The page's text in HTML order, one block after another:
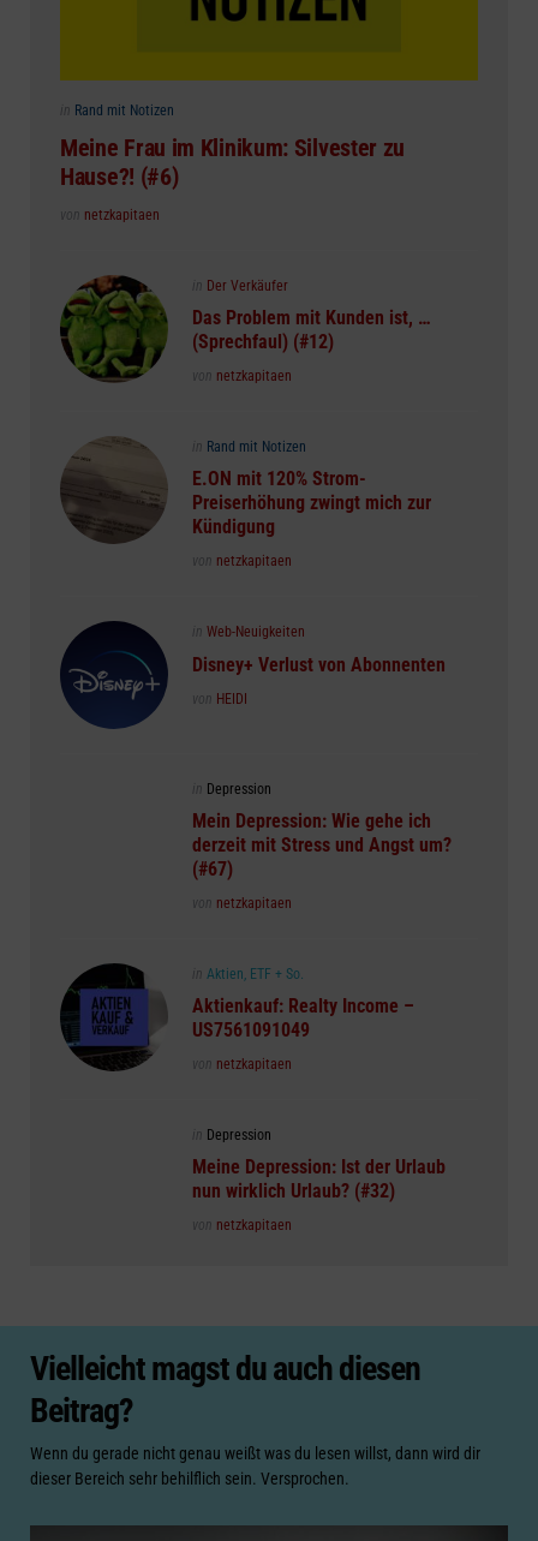
Posted
in Rand mit Notizen
Meine Frau im Klinikum: Silvester zu
Hause?! (#6)
Posted
von netzkapitaen
Posted
in
in Der Verkäufer
Das Problem mit Kunden ist, …
(Sprechfaul) (#12)
Posted
von netzkapitaen
Posted
in
in Rand mit Notizen
E.ON mit 120% Strom-
Preiserhöhung zwingt mich zur
Kündigung
Posted
von netzkapitaen
Posted
in Web-Neuigkeiten
Disney+ Verlust von Abonnenten
Posted
von HEIDI
Posted
in
in Depression
Mein Depression: Wie gehe ich
derzeit mit Stress und Angst um?
(#67)
Posted
von netzkapitaen
Posted
in
in Aktien, ETF + So.
Aktienkauf: Realty Income –
US7561091049
Posted
von netzkapitaen
Posted
in
in Depression
Meine Depression: Ist der Urlaub
nun wirklich Urlaub? (#32)
Posted
von netzkapitaen
Vielleicht magst du auch diesen
Beitrag?
Wenn du gerade nicht genau weißt was du lesen willst, dann wird dir
dieser Bereich sehr behilflich sein. Versprochen.